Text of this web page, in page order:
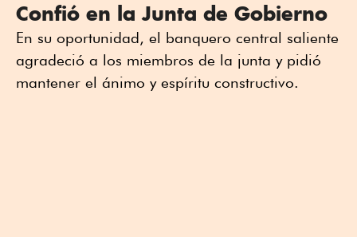
Confió en la Junta de Gobierno
En su oportunidad, el banquero central saliente
agradeció a los miembros de la junta y pidió
mantener el ánimo y espíritu constructivo.